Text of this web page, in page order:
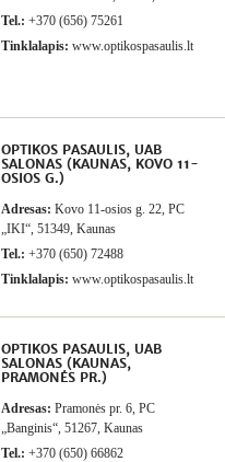
Tel.: +370 (656) 75261
Tinklalapis: www.optikospasaulis.lt
OPTIKOS PASAULIS, UAB
SALONAS (KAUNAS, KOVO 11-
OSIOS G.)
Adresas: Kovo 11-osios g. 22, PC
„IKI“, 51349, Kaunas
Tel.: +370 (650) 72488
Tinklalapis: www.optikospasaulis.lt
OPTIKOS PASAULIS, UAB
SALONAS (KAUNAS,
PRAMONĖS PR.)
Adresas: Pramonės pr. 6, PC
„Banginis“, 51267, Kaunas
Tel.: +370 (650) 66862